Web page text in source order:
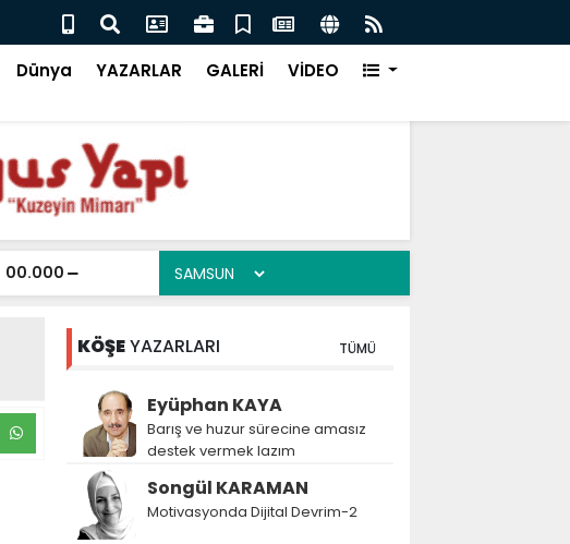
U-PVC Kolon Borusu Alırken Hangi Teknik Belgeler İstenmeli?
Dünya YAZARLAR GALERİ VİDEO
00.000
KÖŞEYAZARLARI TÜMÜ
Eyüphan KAYA
Barış ve huzur sürecine amasız
destek vermek lazım
Songül KARAMAN
Motivasyonda Dijital Devrim-2